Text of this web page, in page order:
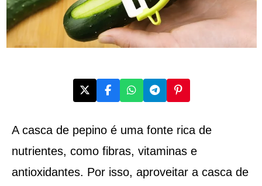
A casca de pepino é uma fonte rica de
nutrientes, como fibras, vitaminas e
antioxidantes. Por isso, aproveitar a casca de